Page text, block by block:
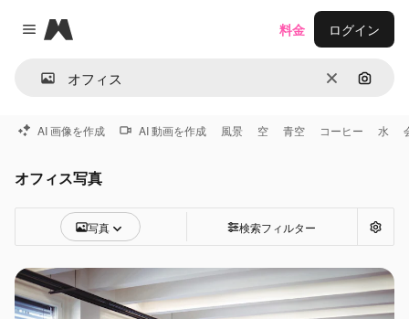
Close menu
Magnific
消去 画像で
料金 ログイン
AI 画像を作成 AI 動画を作成 風景 空 青空 コーヒー 水
オフィス写真
写真 検索フィルター